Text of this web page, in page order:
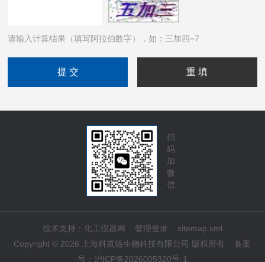
请输入计算结果（填写阿拉伯数字），如：三加四=7
扫
码
加
微
信
技术支持： 化工仪器网 管理登录
sitemap.xml
Copyright © 2026 上海科岚德生物科技有限公司 版权所有 备案
号： 沪ICP备2026005320号-1